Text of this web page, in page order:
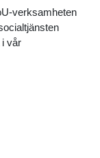
verksamheten
i vår